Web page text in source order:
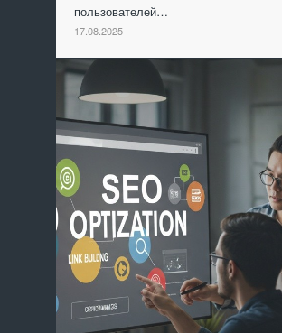
пользователей…
17.08.2025